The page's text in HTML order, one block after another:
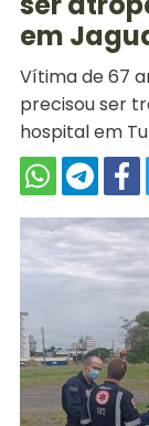
em
Vítima de 67
precisou ser
hospital em